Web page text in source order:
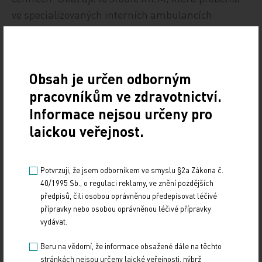
ve specializovaných interních ambulancích
mimo nefrologii s účastí téměř tří tisíc jedinců.
třetiny z nich byla nemoc odhalena vůbec poprvé –
v praxi to znamená, že jeden nový případ připadal
na každých pět vyšetřených pacientů. Vyšší riziko
měli zejména starší lidé a nemocní po jiné než
aterosklerózou. Studie zároveň potvrdila,
že moderní léky chránící ledviny nejsou využívány
dostatečně:
inhibitory SGLT‑2 užívalo pouze 42 procent
indikovaných pacientů,
Obsah je určen odborným
pracovníkům ve zdravotnictví.
Informace nejsou určeny pro
laickou veřejnost.
Potvrzuji, že jsem odborníkem ve smyslu §2a Zákona č.
40/1995 Sb., o regulaci reklamy, ve znění pozdějších
předpisů, čili osobou oprávněnou předepisovat léčivé
přípravky nebo osobou oprávněnou léčivé přípravky
vydávat.
Beru na vědomí, že informace obsažené dále na těchto
stránkách nejsou určeny laické veřejnosti, nýbrž